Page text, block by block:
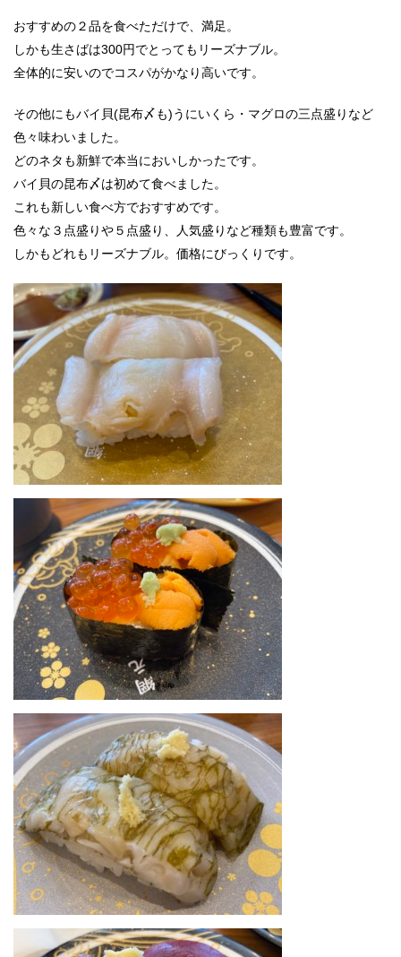
おすすめの２品を食べただけで、満足。
しかも生さばは300円でとってもリーズナブル。
全体的に安いのでコスパがかなり高いです。
その他にもバイ貝(昆布〆も)うにいくら・マグロの三点盛りなど
色々味わいました。
どのネタも新鮮で本当においしかったです。
バイ貝の昆布〆は初めて食べました。
これも新しい食べ方でおすすめです。
色々な３点盛りや５点盛り、人気盛りなど種類も豊富です。
しかもどれもリーズナブル。価格にびっくりです。